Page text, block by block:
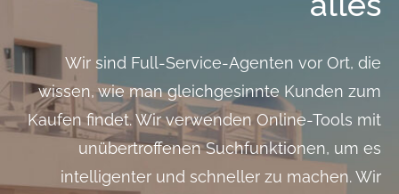
Wir sind Full-Service-Agenten vor Ort, die
wissen, wie man gleichgesinnte Kunden zum
Kaufen findet. Wir verwenden Online-Tools mit
unübertroffenen Suchfunktionen, um es
intelligenter und schneller zu machen. Wir